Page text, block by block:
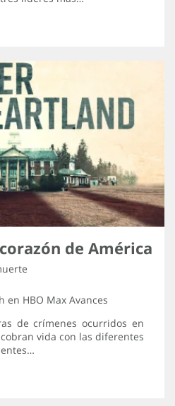
de América
en HBO Max Avances
de crímenes ocurridos en
vida con las diferentes